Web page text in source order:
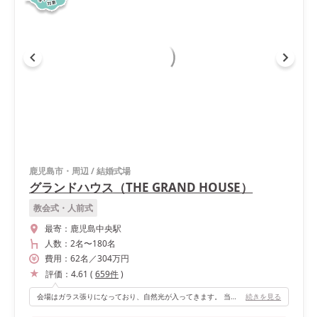
鹿児島市・周辺/結婚式場
グランドハウス（THE GRAND HOUSE）
教会式・人前式
最寄： 鹿児島中央駅
人数： 2名〜180名
費用： 62名 ／304万円
評価： 4.61 ( 659件)
会場はガラス張りになっており、自然光が入ってきます。 当日はあいにくの雨で桜島が見えない時もありましたが、桜島との距離が近いため、雲の隙間から太陽の光が入ってきて桜島が見えてきました。 ゲストも自分達も気を張らずアットホームに過ごせる会場です。 続きを見る